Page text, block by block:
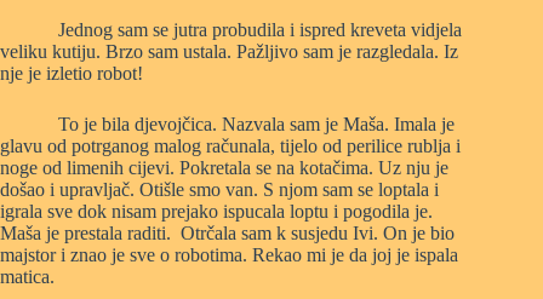
Jednog sam se jutra probudila i ispred kreveta vidjela
veliku kutiju. Brzo sam ustala. Pažljivo sam je razgledala. Iz
nje je izletio robot!
To je bila djevojčica. Nazvala sam je Maša. Imala je
glavu od potrganog malog računala, tijelo od perilice rublja i
noge od limenih cijevi. Pokretala se na kotačima. Uz nju je
došao i upravljač. Otišle smo van. S njom sam se loptala i
igrala sve dok nisam prejako ispucala loptu i pogodila je.
Maša je prestala raditi. Otrčala sam k susjedu Ivi. On je bio
majstor i znao je sve o robotima. Rekao mi je da joj je ispala
matica.